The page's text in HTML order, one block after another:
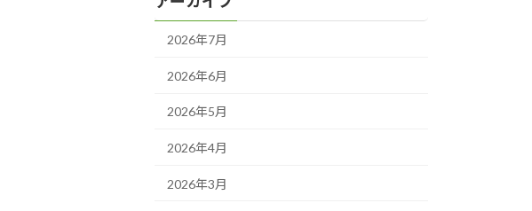
2026年7月
2026年6月
2026年5月
2026年4月
2026年3月